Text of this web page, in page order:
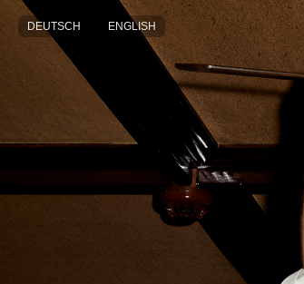
DEUTSCH ENGLISH